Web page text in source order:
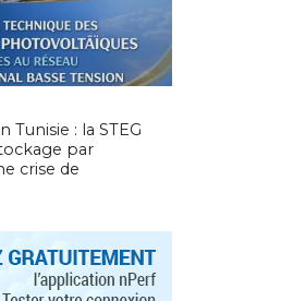
: la STEG
par
crise de